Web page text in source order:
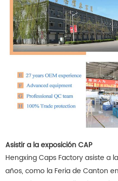
Asistir a la exposición CAP
Hengxing Caps Factory asiste a
años, como la Feria de Canton